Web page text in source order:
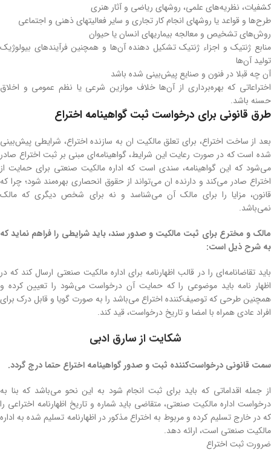
کشفیات‌، نظریه‌های علمی‌، روشهای ریاضی و آثار هنری‌
طرح‌ها و قواعد یا روشهای انجام کار تجاری و سایر فعالیتهای ذهنی و اجتماعی‌
روش‌های تشخیص و معالجه بیماریهای انسان یا حیوان‌
منابع ژنتیک و اجزاء ژنتیک تشکیل دهنده آن‌ها و همچنین فرآیندهای بیولوژیک
تولید آن‌ها
آن چه قبلا در فنون و صنایع پیش‌بینی شده باشد
اختراعاتی که بهره‌برداری از آن‌ها خلاف موازین شرعی یا نظم عمومی و اخلاق‌
حسنه باشد.
طرق قانونی برای درخواست ثبت گواهینامه اختراع
بعد از ساخت اختراع، برای تعلق مالکیت ان به سازنده اختراع، شرایطی پیش‌بینی
شده است که در صورت رعایت این شرایط، گواهینامه‌ای مبنی بر ثبت اختراع صادر
می‌شود که این گواهینامه، سندی است که اداره مالکیت صنعتی برای حمایت از
اختراع صادر می‌کند و دارنده ان می‌تواند از حقوق انحصاری بهره‌مند شود؛ چرا که
قانون، مزایا را برای مالک آن می‌شناسد و نه برای شخص دیگری که مالک
نمی‌باشد.
مالک و مخترع برای ثبت مالکیت و صدور سند، باید شرایطی را فراهم نماید که
به شرح ذیل است:
باید تقاضانامه‌ای را در قالب اظهارنامه برای اداره مالکیت صنعتی ارسال کند که در
اظهار نامه باید موضوعی را که حمایت آن درخواست می‌شود را تعیین کرده و
همچنین طرحی که توصیف‌کننده اختراع می‌باشد را به صورت گویا و قابل درک برای
افراد عادی همراه با امضا و تاریخ درخواست، قید کند.
شکایت از سارق ادبی
سمت قانونی درخواست‌کننده ثبت و صدور گواهینامه اختراع حتما درج گردد.
از جمله اقداماتی که باید برای ثبت انجام شود به این نحو می‌باشد که بنا به
درخواست اداره مالکیت صنعتی‌، متقاضی باید شماره و تاریخ اظهارنامه اختراعی را
که در خارج تسلیم کرده و مربوط به اختراع مذکور در اظهارنامه تسلیم شده به اداره
مالکیت صنعتی است‌، ارائه دهد.
ضرورت ثبت اختراع